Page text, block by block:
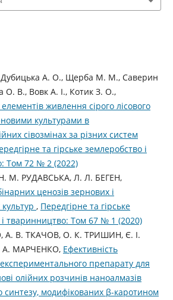
А. О., Щерба М. М., Саверин
О. В., Вовк А. І., Котик З. О.,
живлення сірого лісового
культурами в
сівозмінах за різних систем
та гірське землеробство і
Том 72 № 2 (2022)
М. РУДАВСЬКА, Л. Л. БЕГЕН,
ценозів зернових і
, Передгірне та гірське
тваринництво: Том 67 № 1 (2020)
А. В. ТКАЧОВ, О. К. ТРИШИН, Є. І.
А. МАРЧЕНКО, Ефективність
препарату для
олійних розчинів наноалмазів
синтезу, модифікованих β-каротином